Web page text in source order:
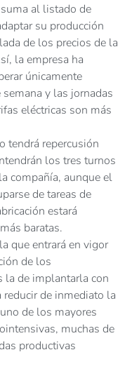
al listado de
su producción
de los precios de la
la empresa ha
únicamente
y las jornadas
eléctricas son más
tendrá repercusión
los tres turnos
compañía, aunque el
de tareas de
estará
baratas.
que entrará en vigor
de los
la de implantarla con
de inmediato la
de los mayores
muchas de
productivas